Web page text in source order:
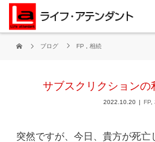
ブログ FP ,相続
サブスクリクションの
2022.10.20 FP,
突然ですが、今日、貴方が死亡